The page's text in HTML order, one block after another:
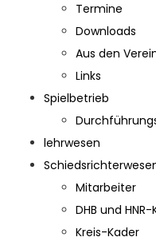
Termine
Downloads
Aus den
Links
Spielbetrieb
lehrwesen
Mitarbeiter
DHB und
Kreis-Kader